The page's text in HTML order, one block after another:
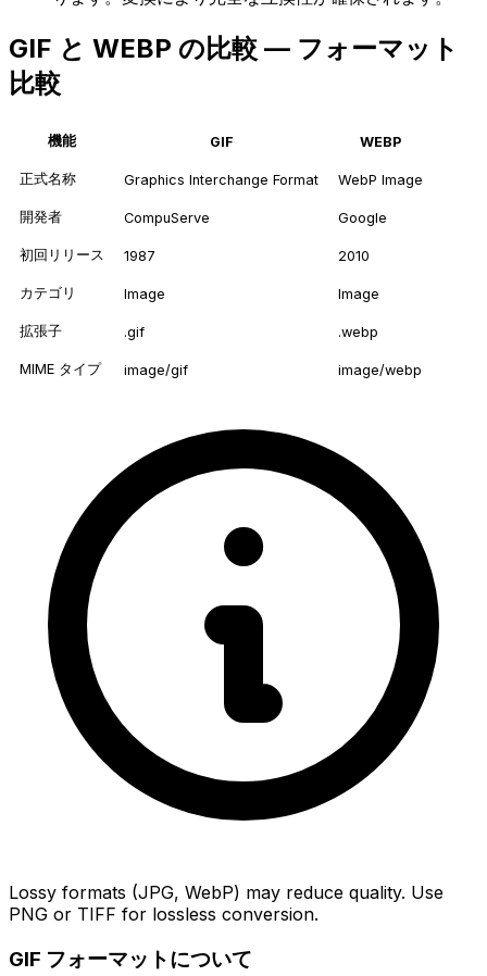
GIF と WEBP の比較 — フォーマット
比較
機能 GIF WEBP
正式名称 Graphics Interchange Format WebP Image
開発者 CompuServe Google
初回リリース 1987 2010
カテゴリ Image Image
拡張子 .gif .webp
MIME タイプ image/gif image/webp
Lossy formats (JPG, WebP) may reduce quality. Use
PNG or TIFF for lossless conversion.
GIF フォーマットについて